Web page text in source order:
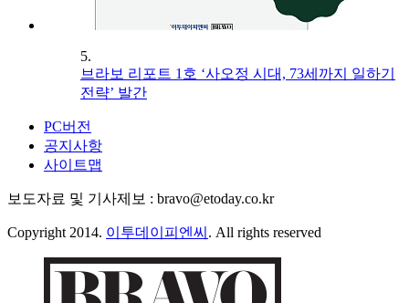
5.
브라보 리포트 1호 ‘사오정 시대, 73세까지 일하기
전략’ 발간
PC버전
공지사항
사이트맵
보도자료 및 기사제보 : bravo@etoday.co.kr
Copyright 2014. 이투데이피엔씨 . All rights reserved